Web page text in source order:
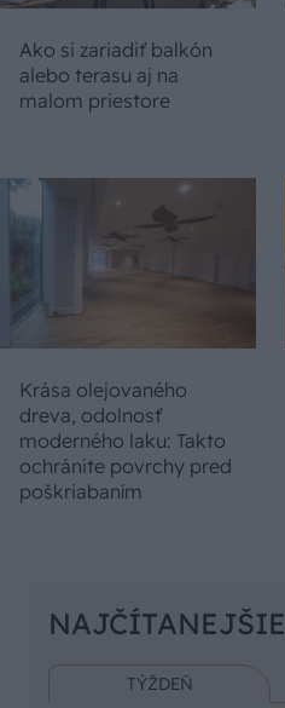
Ako si zariadiť balkón
alebo terasu aj na
malom priestore
Krása olejovaného
dreva, odolnosť
moderného laku: Takto
ochránite povrchy pred
poškriabaním
NAJČÍTANEJŠIE
TÝŽDEŇ